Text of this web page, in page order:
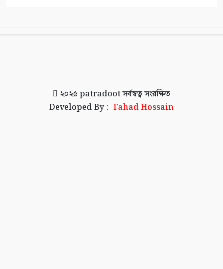
২০২৫ patradootসর্বস্বত্ব সংরক্ষিত
Developed By : Fahad Hossain